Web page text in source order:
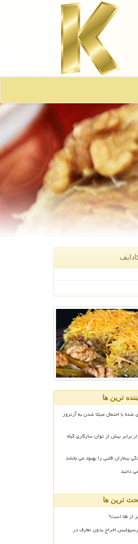
ترین ها
شده با احتمال مبتلا شدن به آرتروز
گرمایش زمین ۵هزار برابر بیش از توان سازگاری گیاه
بیماران قلبی را بهبود می بخشد
دانید
ترین ها
از طلا است؟
اخراج بدون تعارف در